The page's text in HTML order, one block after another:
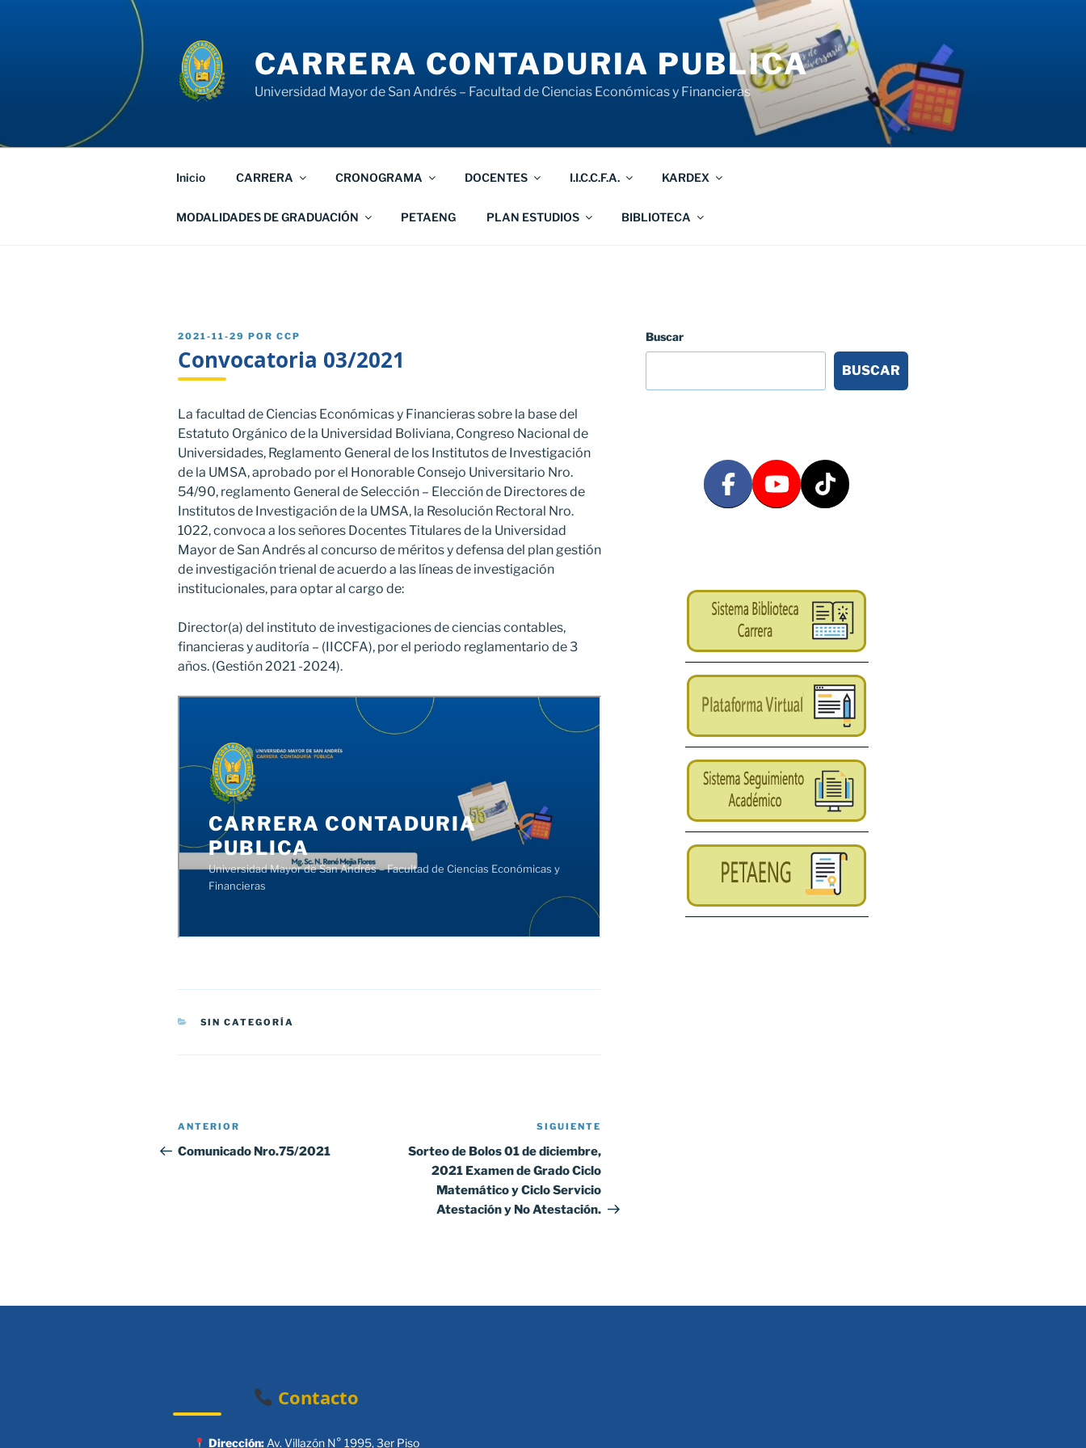
CARRERA CONTADURIA PUBLICA
Universidad Mayor de San Andrés – Facultad de Ciencias Económicas y Financieras
Inicio CARRERA CRONOGRAMA DOCENTES I.I.C.C.F.A. KARDEX
MODALIDADES DE GRADUACIÓN PETAENG PLAN ESTUDIOS BIBLIOTECA
PUBLICADO
2021-11-29 POR CCP
Convocatoria 03/2021
La facultad de Ciencias Económicas y Financieras sobre la base del
Estatuto Orgánico de la Universidad Boliviana, Congreso Nacional de
Universidades, Reglamento General de los Institutos de Investigación
de la UMSA, aprobado por el Honorable Consejo Universitario Nro.
54/90, reglamento General de Selección – Elección de Directores de
Institutos de Investigación de la UMSA, la Resolución Rectoral Nro.
1022, convoca a los señores Docentes Titulares de la Universidad
Mayor de San Andrés al concurso de méritos y defensa del plan gestión
de investigación trienal de acuerdo a las líneas de investigación
institucionales, para optar al cargo de:
Director(a) del instituto de investigaciones de ciencias contables,
financieras y auditoría – (IICCFA), por el periodo reglamentario de 3
años. (Gestión 2021 -2024).
CATEGORÍAS
SIN CATEGORÍA
Navegación
de
Entrada
anterior:
ANTERIOR
Comunicado Nro.75/2021
SIGUIENTE
Sorteo de Bolos 01 de diciembre,
2021 Examen de Grado Ciclo
Matemático y Ciclo Servicio
Atestación y No Atestación.
Buscar
BUSCAR
Contacto
Dirección:Av. Villazón N° 1995, 3er Piso